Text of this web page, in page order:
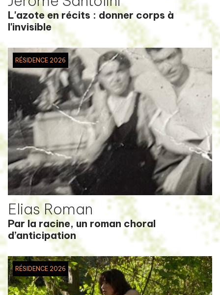
L'azote en récits : donner corps à
l'invisible
RÉSIDENCE 2026
Elias Roman
Par la racine, un roman choral
d’anticipation
RÉSIDENCE 2026